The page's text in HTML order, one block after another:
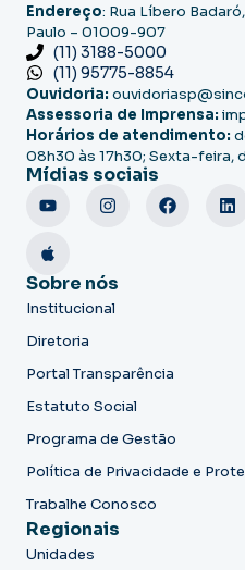
Endereço: Rua Líbero
Paulo – 01009-907
(11) 3188-5000
(11) 95775-8854
Ouvidoria:
Assessoria de Imprensa:
Horários de atendimento:
08h30 às 17h30; Sexta-feira,
Mídias sociais
Sobre nós
Institucional
Diretoria
Portal Transparência
Estatuto Social
Programa de Gestão
Política de Privacidade e
Trabalhe Conosco
Regionais
Unidades